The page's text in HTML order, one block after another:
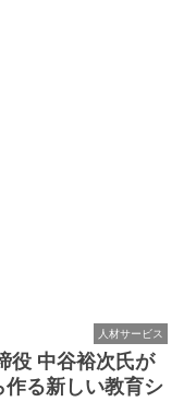
人材サービス
役 中谷裕次氏が
る新しい教育シ